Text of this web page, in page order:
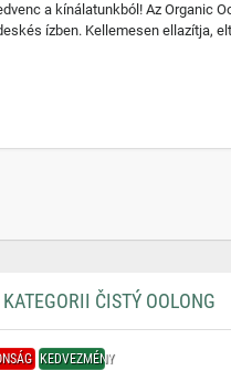
a kínálatunkból! Az Organic
ízben. Kellemesen ellazítja,
ČISTÝ OOLONG
KEDVEZMÉNY